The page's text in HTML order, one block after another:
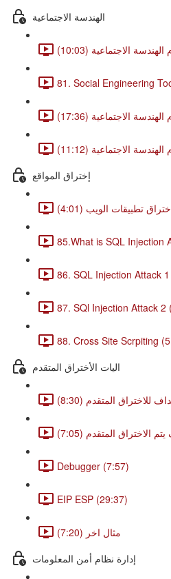
الهندسة الاجتماعية
الاجتماعية (10:03)
81. Social Engineering
الاجتماعية (17:36)
الاجتماعية (11:12)
إختراق المواقع
تطبيقات الويب (4:01)
85.What is SQL Injection
86. SQL Injection Attack
87. SQl Injection Attack 2
88. Cross Site Scrpiting
اليات الأختراق المتقدم
للاختراق المتقدم (8:30)
الاختراق المتقدم (7:05)
Debugger (7:57)
EIP ESP (29:37)
مثال اخر (7:20)
إدارة نظام أمن المعلومات